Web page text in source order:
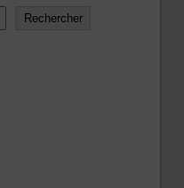
Rechercher